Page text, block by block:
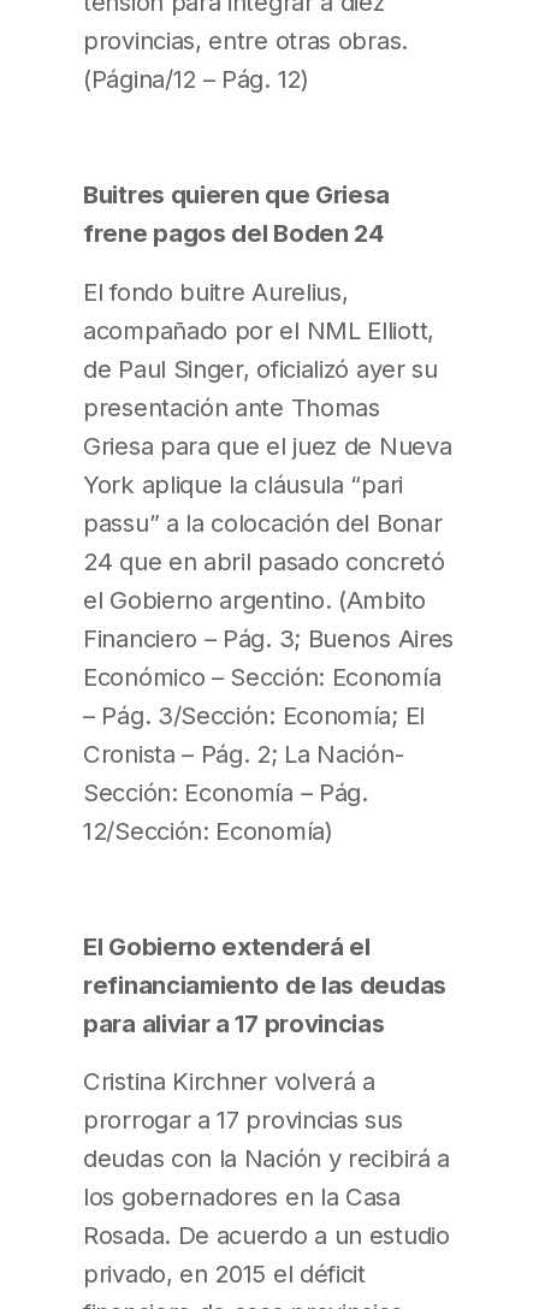
provincias, entre otras obras.
(Página/12 – Pág. 12)
Buitres quieren que Griesa
frene pagos del Boden 24
El fondo buitre Aurelius,
acompañado por el NML Elliott,
de Paul Singer, oficializó ayer su
presentación ante Thomas
Griesa para que el juez de Nueva
York aplique la cláusula “pari
passu” a la colocación del Bonar
24 que en abril pasado concretó
el Gobierno argentino. (Ambito
Financiero – Pág. 3; Buenos Aires
Económico – Sección: Economía
– Pág. 3/Sección: Economía; El
Cronista – Pág. 2; La Nación-
Sección: Economía – Pág.
12/Sección: Economía)
El Gobierno extenderá el
refinanciamiento de las deudas
para aliviar a 17 provincias
Cristina Kirchner volverá a
prorrogar a 17 provincias sus
deudas con la Nación y recibirá a
los gobernadores en la Casa
Rosada. De acuerdo a un estudio
privado, en 2015 el déficit